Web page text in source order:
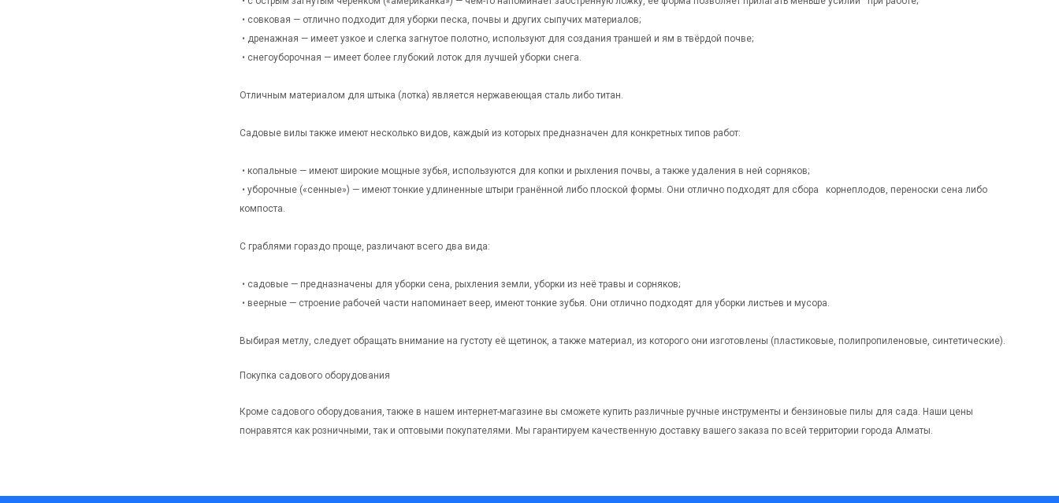
• совковая — отлично подходит для уборки песка, почвы и других сыпучих материалов;
• дренажная — имеет узкое и слегка загнутое полотно, используют для создания траншей и ям в твёрдой почве;
• снегоуборочная — имеет более глубокий лоток для лучшей уборки снега.
Отличным материалом для штыка (лотка) является нержавеющая сталь либо титан.
Садовые вилы также имеют несколько видов, каждый из которых предназначен для конкретных типов работ:
• копальные — имеют широкие мощные зубья, используются для копки и рыхления почвы, а также удаления в ней сорняков;
• уборочные («сенные») — имеют тонкие удлиненные штыри гранённой либо плоской формы. Они отлично подходят для сбора корнеплодов, переноски сена либо
компоста.
С граблями гораздо проще, различают всего два вида:
• садовые — предназначены для уборки сена, рыхления земли, уборки из неё травы и сорняков;
• веерные — строение рабочей части напоминает веер, имеют тонкие зубья. Они отлично подходят для уборки листьев и мусора.
Выбирая метлу, следует обращать внимание на густоту её щетинок, а также материал, из которого они изготовлены (пластиковые, полипропиленовые, синтетические).
Покупка садового оборудования
Кроме садового оборудования, также в нашем интернет-магазине вы сможете купить различные ручные инструменты и бензиновые пилы для сада. Наши цены
понравятся как розничными, так и оптовыми покупателями. Мы гарантируем качественную доставку вашего заказа по всей территории города Алматы.